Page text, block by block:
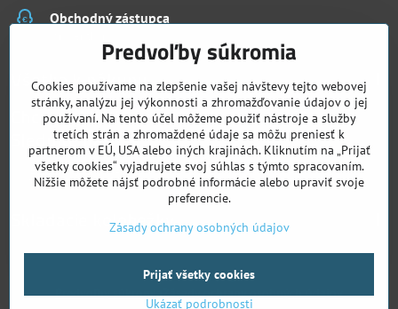
Obchodný zástupca
Všetko k nákupu
Chcete vidieť naše novinky ako prví?
Sledujte nás
Facebook Instagram
Skladacie kolobežky
©2026Copyright
Predvoľby súkromiaZásady ochrany osobných údajov
Predvoľby súkromia
Cookies používame na zlepšenie vašej návštevy tejto webovej
stránky, analýzu jej výkonnosti a zhromažďovanie údajov o jej
používaní. Na tento účel môžeme použiť nástroje a služby
tretích strán a zhromaždené údaje sa môžu preniesť k
partnerom v EÚ, USA alebo iných krajinách. Kliknutím na „Prijať
všetky cookies“ vyjadrujete svoj súhlas s týmto spracovaním.
Nižšie môžete nájsť podrobné informácie alebo upraviť svoje
preferencie.
Zásady ochrany osobných údajov
Ukázať podrobnosti
Prijať všetky cookies